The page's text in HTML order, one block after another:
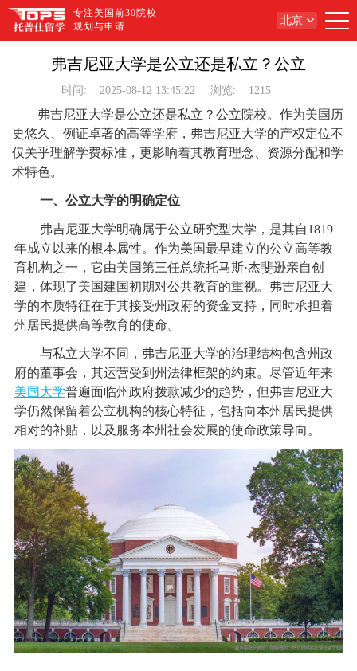
专注美国前30院校
规划与申请
北京
弗吉尼亚大学是公立还是私立？公立
时间: 2025-08-12 13:45:22 浏览: 1215
弗吉尼亚大学是公立还是私立？公立院校。作为美国历
史悠久、例证卓著的高等学府，弗吉尼亚大学的产权定位不
仅关乎理解学费标准，更影响着其教育理念、资源分配和学
术特色。
一、公立大学的明确定位
弗吉尼亚大学明确属于公立研究型大学，是其自1819
年成立以来的根本属性。作为美国最早建立的公立高等教
育机构之一，它由美国第三任总统托马斯·杰斐逊亲自创
建，体现了美国建国初期对公共教育的重视。弗吉尼亚大
学的本质特征在于其接受州政府的资金支持，同时承担着
州居民提供高等教育的使命。
与私立大学不同，弗吉尼亚大学的治理结构包含州政
府的董事会，其运营受到州法律框架的约束。尽管近年来
美国大学普遍面临州政府拨款减少的趋势，但弗吉尼亚大
学仍然保留着公立机构的核心特征，包括向本州居民提供
相对的补贴，以及服务本州社会发展的使命政策导向。